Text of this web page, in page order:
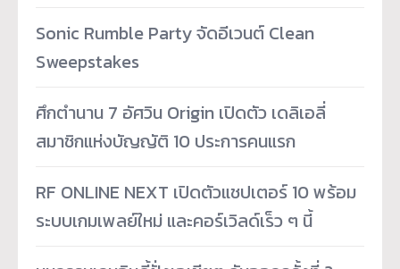
Sonic Rumble Party จัดอีเวนต์ Clean
Sweepstakes
ศึกตำนาน 7 อัศวิน Origin เปิดตัว เดลิเอลี่
สมาชิกแห่งบัญญัติ 10 ประการคนแรก
RF ONLINE NEXT เปิดตัวแชปเตอร์ 10 พร้อม
ระบบเกมเพลย์ใหม่ และคอร์เวิลด์เร็ว ๆ นี้